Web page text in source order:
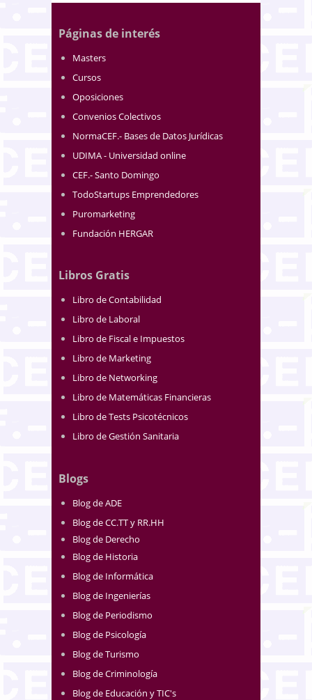
Páginas de interés
Masters
Cursos
Oposiciones
Convenios Colectivos
NormaCEF.- Bases de Datos Jurídicas
UDIMA - Universidad online
CEF.- Santo Domingo
TodoStartups Emprendedores
Puromarketing
Fundación HERGAR
Libros Gratis
Libro de Contabilidad
Libro de Laboral
Libro de Fiscal e Impuestos
Libro de Marketing
Libro de Networking
Libro de Matemáticas Financieras
Libro de Tests Psicotécnicos
Libro de Gestión Sanitaria
Blogs
Blog de ADE
Blog de CC.TT y RR.HH
Blog de Derecho
Blog de Historia
Blog de Informática
Blog de Ingenierías
Blog de Periodismo
Blog de Psicología
Blog de Turismo
Blog de Criminología
Blog de Educación y TIC's